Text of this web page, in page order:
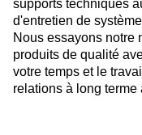
supports techniques
d'entretien de
Nous essayons notre
produits de qualité
votre temps et le
relations à long